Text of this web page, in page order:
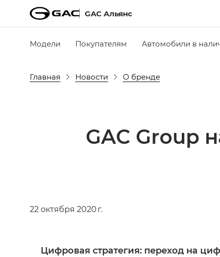
GAC Альянс
Модели Покупателям Автомобили в
Главная Новости О бренде
GAC Group
22 октября 2020 г.
Цифровая стратегия: переход на